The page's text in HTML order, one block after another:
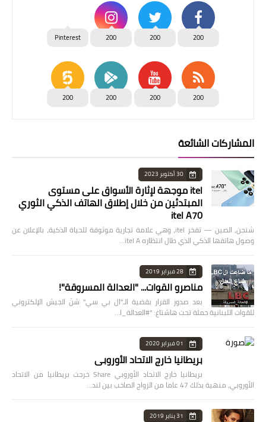
200
200
200
Pinterest
200
200
200
200
المشاركات الشائعة
30 أكتوبر 2023
itel موجهة لإثارة الأسواق على مستوى
المبتدئين من خلال إطلاق الهاتف الذكي الثوري
itel A70
شنجن، الصين — تفخر itel، وهي علامة تجارية موثوقة للحياة الذكية، بالإعلان عن
وصول هاتفها الذكي الذي طال انتظاره itel A…
28 فبراير 2019
مناصرو القوات... "العدالة المسروقة"!
بعد صدور القرار بقضية الـ"ال بي سي" شنّ الجيش الإلكتروني
للقوات اللبنانية حملة تحت هاشتاغ: "#العدالة_ا…
01 فبراير 2020
بريطانيا خارج الاتحاد الأوروبي
بريطانيا خارج الاتحاد الأوروبي Share خرجت بريطانيا من الاتحاد
الأوروبي، منهية بذلك 47 عاما من الزواج الصاخب بين لند…
31 يناير 2019